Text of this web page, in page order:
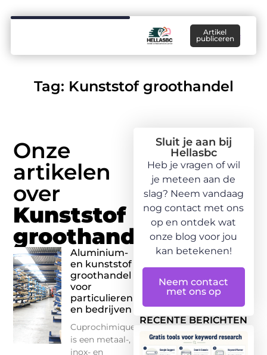
Artikel
publiceren
Tag: Kunststof groothandel
Onze
artikelen
over
Kunststof
groothandel
Aluminium-
en kunststof
groothandel
voor
particulieren
en bedrijven
Cuprochimique
is een metaal-,
inox- en
RECENTE BERICHTEN
Sluit je aan bij
Hellasbc
Heb je vragen of wil
je meteen aan de
slag? Neem vandaag
nog contact met ons
op en ontdek wat
onze blog voor jou
kan betekenen!
Neem contact
met ons op